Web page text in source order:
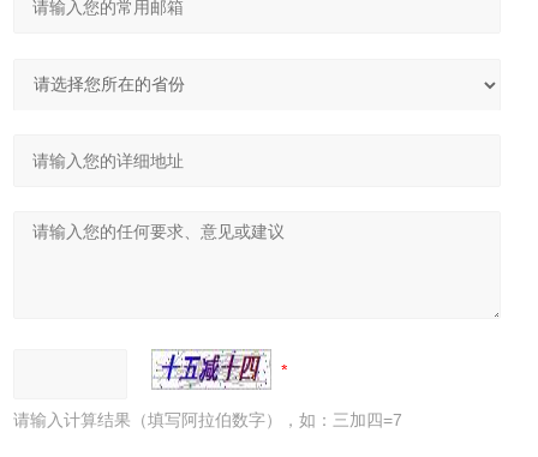
请输入计算结果（填写阿拉伯数字），如：三加四=7